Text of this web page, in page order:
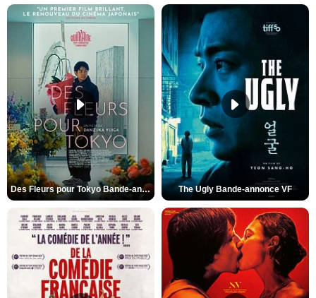
Des Fleurs pour Tokyo Bande-annonce VO STFR The Ugly Bande-annonce VF